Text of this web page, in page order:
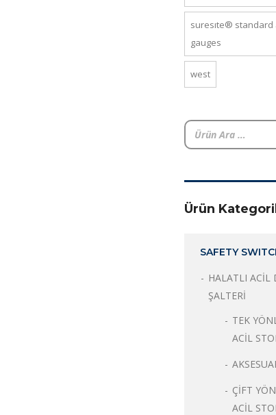
suresite® standard
gauges
west
Ürün
SAFETY
HALATLI ACİL
ŞALTERİ
TEK
ACİL
ÇİFT
ACİL